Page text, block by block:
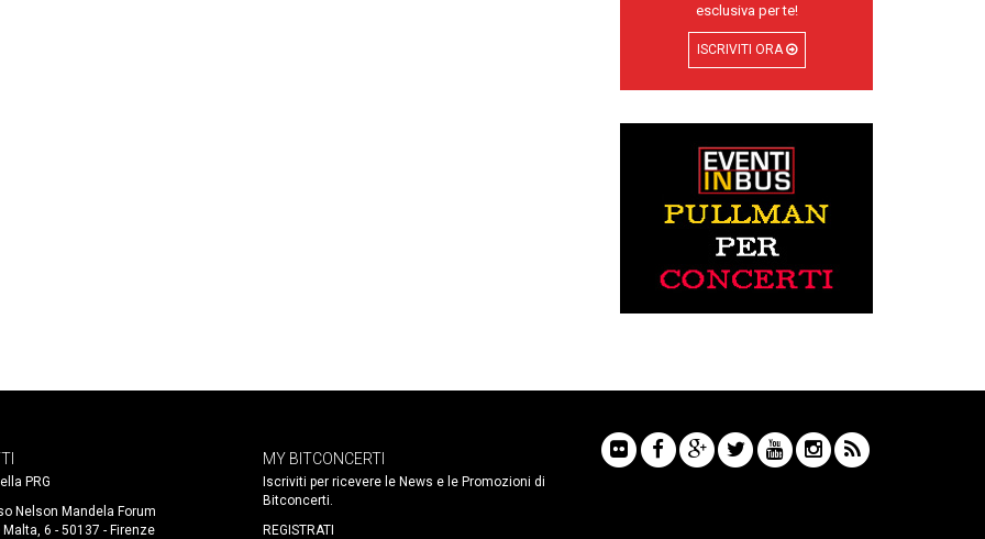
esclusiva per te!
ISCRIVITI ORA
PRG
Nelson Mandela Forum
6 - 50137 - Firenze
MY BITCONCERTI
Iscriviti per ricevere le News e le Promozioni di
Bitconcerti.
REGISTRATI